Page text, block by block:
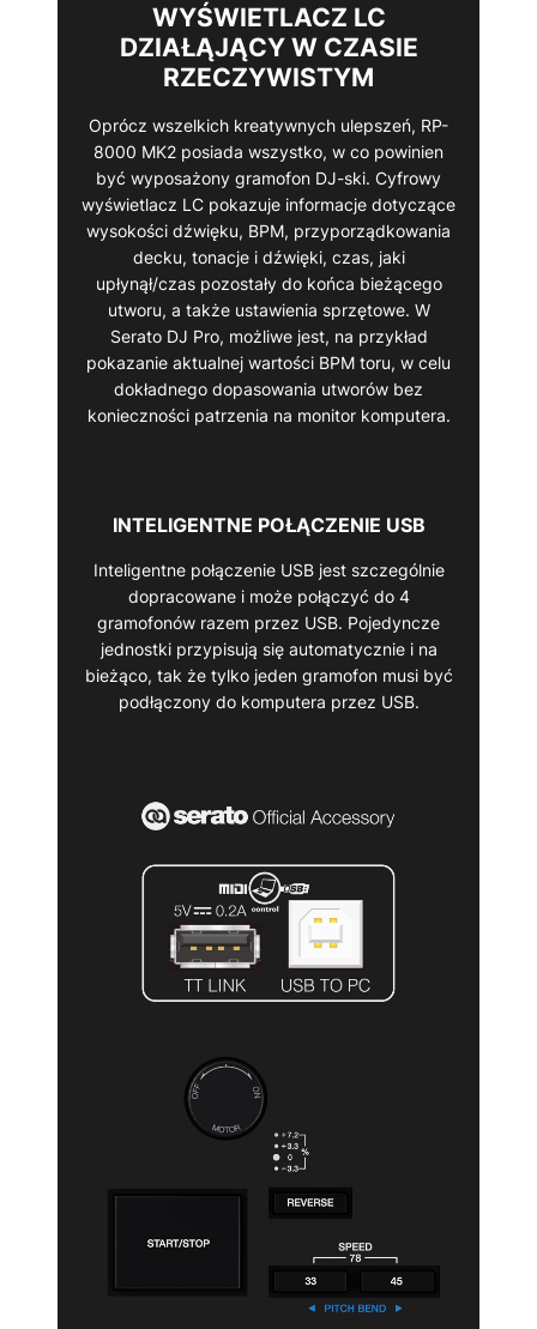
WYŚWIETLACZ LC
DZIAŁĄJĄCY W CZASIE
RZECZYWISTYM
Oprócz wszelkich kreatywnych ulepszeń, RP-
8000 MK2 posiada wszystko, w co powinien
być wyposażony gramofon DJ-ski. Cyfrowy
wyświetlacz LC pokazuje informacje dotyczące
wysokości dźwięku, BPM, przyporządkowania
decku, tonacje i dźwięki, czas, jaki
upłynął/czas pozostały do końca bieżącego
utworu, a także ustawienia sprzętowe. W
Serato DJ Pro, możliwe jest, na przykład
pokazanie aktualnej wartości BPM toru, w celu
dokładnego dopasowania utworów bez
konieczności patrzenia na monitor komputera.
INTELIGENTNE POŁĄCZENIE USB
Inteligentne połączenie USB jest szczególnie
dopracowane i może połączyć do 4
gramofonów razem przez USB. Pojedyncze
jednostki przypisują się automatycznie i na
bieżąco, tak że tylko jeden gramofon musi być
podłączony do komputera przez USB.